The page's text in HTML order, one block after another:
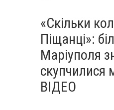
«Скільки
Піщанці»:
Маріуполя
скупчилися
ВІДЕО